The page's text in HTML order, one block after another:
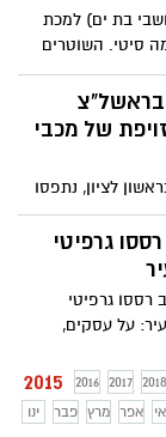
בת ים) למכת
סיטי. השוטרים
אותם בשעת
של מכבי
לציון, נתפסו
בשווי עשרות
לייצור.
מבעלי
גרפיטי
רססו גרפיטי
על עסקים,
גרפיטי על
קיבל דו"ח, אביו
עם בנו בשעת לילה
2015 2016 2017 2018
ינו
פבר מרץ אפר